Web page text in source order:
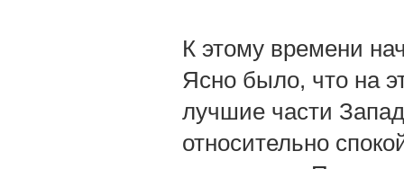
К этому времени
Ясно было, что на
лучшие части
относительно